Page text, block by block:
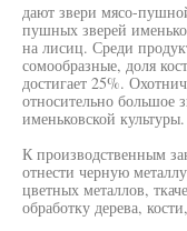
дают звери мясо-
пушных зверей
на лисиц. Среди
сомообразные, доля
достигает 25%.
относительно большое
именьковской культуры.
К производственным
отнести черную
цветных металлов,
обработку дерева,